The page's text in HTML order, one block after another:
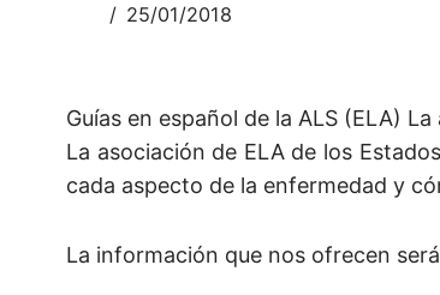
25/01/2018
Guías en español de la ALS (ELA)
La asociación de ELA de los
cada aspecto de la enfermedad y
La información que nos ofrecen